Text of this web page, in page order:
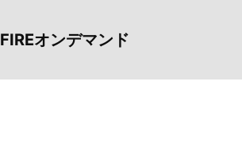
FIREオンデマンド